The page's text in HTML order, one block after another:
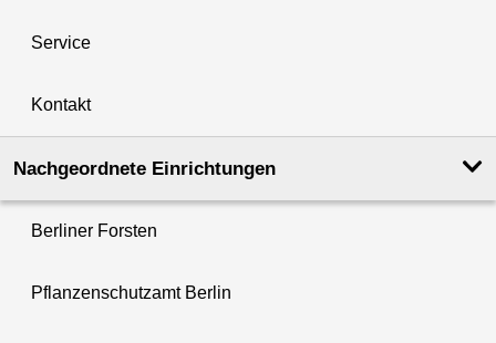
Service
Kontakt
Nachgeordnete Einrichtungen
Berliner Forsten
Pflanzenschutzamt Berlin